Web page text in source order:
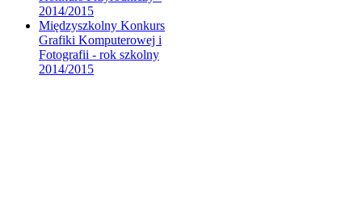
2014/2015
Międzyszkolny Konkurs
Grafiki Komputerowej i
Fotografii - rok szkolny
2014/2015